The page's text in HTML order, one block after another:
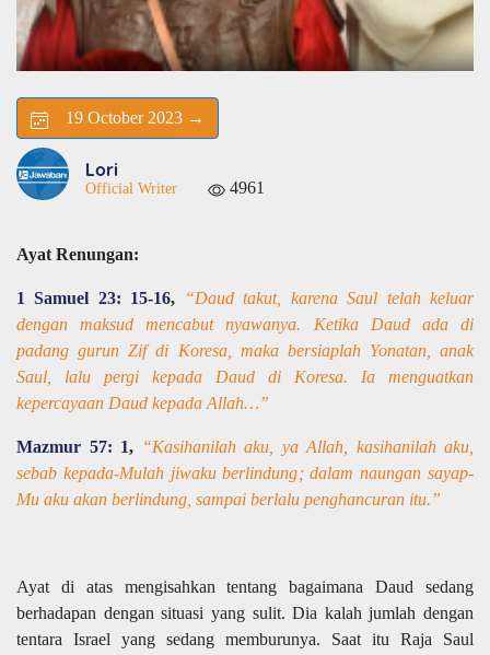
19 October 2023 →
Lori
Official Writer 4961
Ayat Renungan:
1 Samuel 23: 15-16,
“Daud takut, karena Saul telah keluar
dengan maksud mencabut nyawanya. Ketika Daud ada di
padang gurun Zif di Koresa, maka bersiaplah Yonatan, anak
Saul, lalu pergi kepada Daud di Koresa. Ia menguatkan
kepercayaan Daud kepada Allah…”
Mazmur 57: 1, “Kasihanilah aku, ya Allah, kasihanilah aku,
sebab kepada-Mulah jiwaku berlindung; dalam naungan sayap-
Mu aku akan berlindung, sampai berlalu penghancuran itu.”
Ayat di atas mengisahkan tentang bagaimana Daud sedang
berhadapan dengan situasi yang sulit. Dia kalah jumlah dengan
tentara Israel yang sedang memburunya. Saat itu Raja Saul